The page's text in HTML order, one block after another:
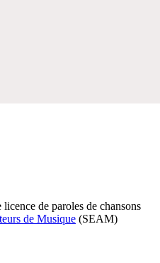
de paroles de chansons
de Musique (SEAM)